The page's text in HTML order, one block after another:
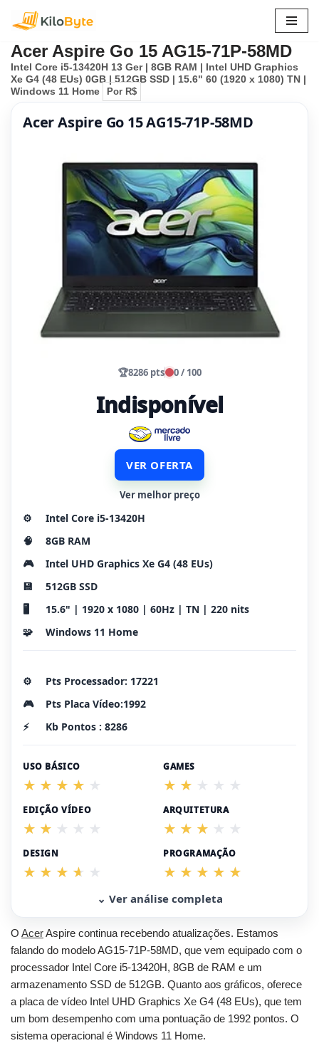
para
o
conteúdo
Acer Aspire Go 15 AG15-71P-58MD
Intel Core i5-13420H 13 Ger | 8GB RAM | Intel UHD Graphics
Xe G4 (48 EUs) 0GB | 512GB SSD | 15.6" 60 (1920 x 1080) TN |
Windows 11 Home
Por R$
Acer Aspire Go 15 AG15-71P-58MD
🏆8286 pts 0 / 100
Indisponível
VER OFERTA
Ver melhor preço
⚙️
Intel Core i5-13420H
🧠
8GB RAM
🎮
Intel UHD Graphics Xe G4 (48 EUs)
💾
512GB SSD
🖥️
15.6" | 1920 x 1080 | 60Hz | TN | 220 nits
🧩
Windows 11 Home
⚙️
Pts Processador: 17221
🎮
Pts Placa Vídeo:1992
⚡
Kb Pontos : 8286
USO BÁSICO GAMES
EDIÇÃO VÍDEO ARQUITETURA
DESIGN PROGRAMAÇÃO
⌄ Ver análise completa
O AcerAspire continua recebendo atualizações. Estamos
falando do modelo AG15-71P-58MD, que vem equipado com o
processador Intel Core i5-13420H, 8GB de RAM e um
armazenamento SSD de 512GB. Quanto aos gráficos, oferece
a placa de vídeo Intel UHD Graphics Xe G4 (48 EUs), que tem
um bom desempenho com uma pontuação de 1992 pontos. O
sistema operacional é Windows 11 Home.